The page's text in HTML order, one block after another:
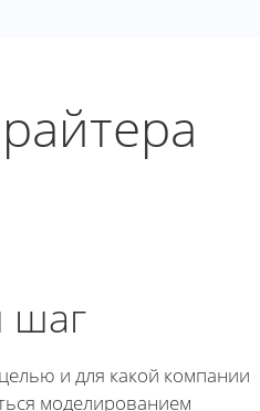
шаг
и для какой компании
моделированием